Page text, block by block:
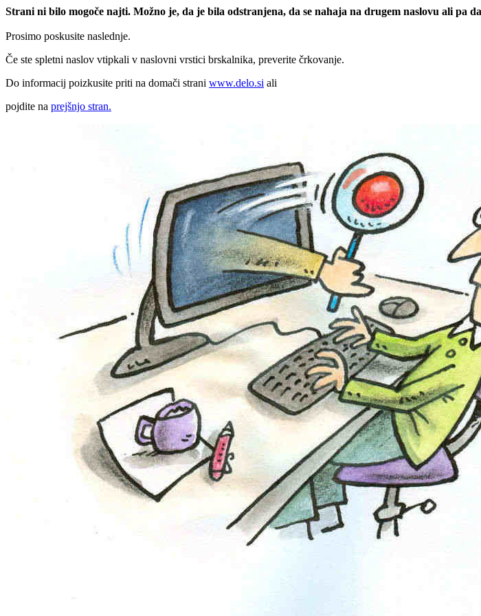
Strani ni bilo mogoče najti. Možno je, da je bila odstranjena, da se nahaja na drugem naslovu ali pa
Prosimo poskusite naslednje.
Če ste spletni naslov vtipkali v naslovni vrstici brskalnika, preverite črkovanje.
Do informacij poizkusite priti na domači strani www.delo.si ali
pojdite na prejšnjo stran.